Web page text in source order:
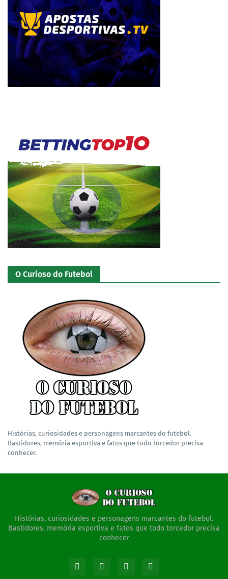
O Curioso do Futebol
Histórias, curiosidades e personagens marcantes do futebol.
Bastidores, memória esportiva e fatos que todo torcedor precisa
conhecer.
Histórias, curiosidades e personagens marcantes do futebol.
Bastidores, memória esportiva e fatos que todo torcedor precisa
conhecer